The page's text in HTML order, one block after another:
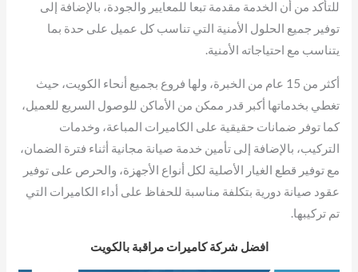
للتأكد من أن الخدمة مقدمة تبعا للمعايير والجودة، بالإضافة إلى
توفير جميع الحلول الأمنية التي تناسب كل عميل على حدة بما
يتناسب مع احتياجاته الأمنية.
أكثر من 15 عام من الخبرة، ولها فروع بجميع أنحاء الكويت، حيث
تغطي بخدماتها أكبر قدر ممكن من الأماكن للوصول السريع للعميل،
كما توفر ضمانات حقيقية على الكاميرات المباعة، وخدمات
التركيب، بالإضافة إلى تأمين خدمة صيانة مجانية أثناء فترة الضمان،
مع توفير قطع الغيار الأصلية لكل أنواع الأجهزة، والحرص على توفير
عقود صيانة دورية بتكلفة مناسبة للحفاظ على أداء الكاميرات التي
تم تركيبها.
افضل شركة كاميرات مراقبة بالكويت